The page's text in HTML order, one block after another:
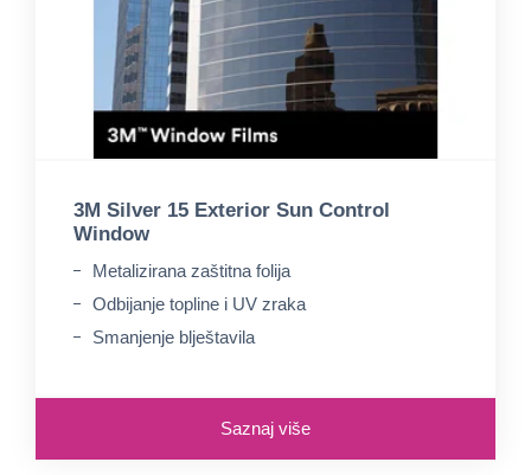
3M Silver 15 Exterior Sun Control
Window
Metalizirana zaštitna folija
Odbijanje topline i UV zraka
Smanjenje blještavila
Saznaj više